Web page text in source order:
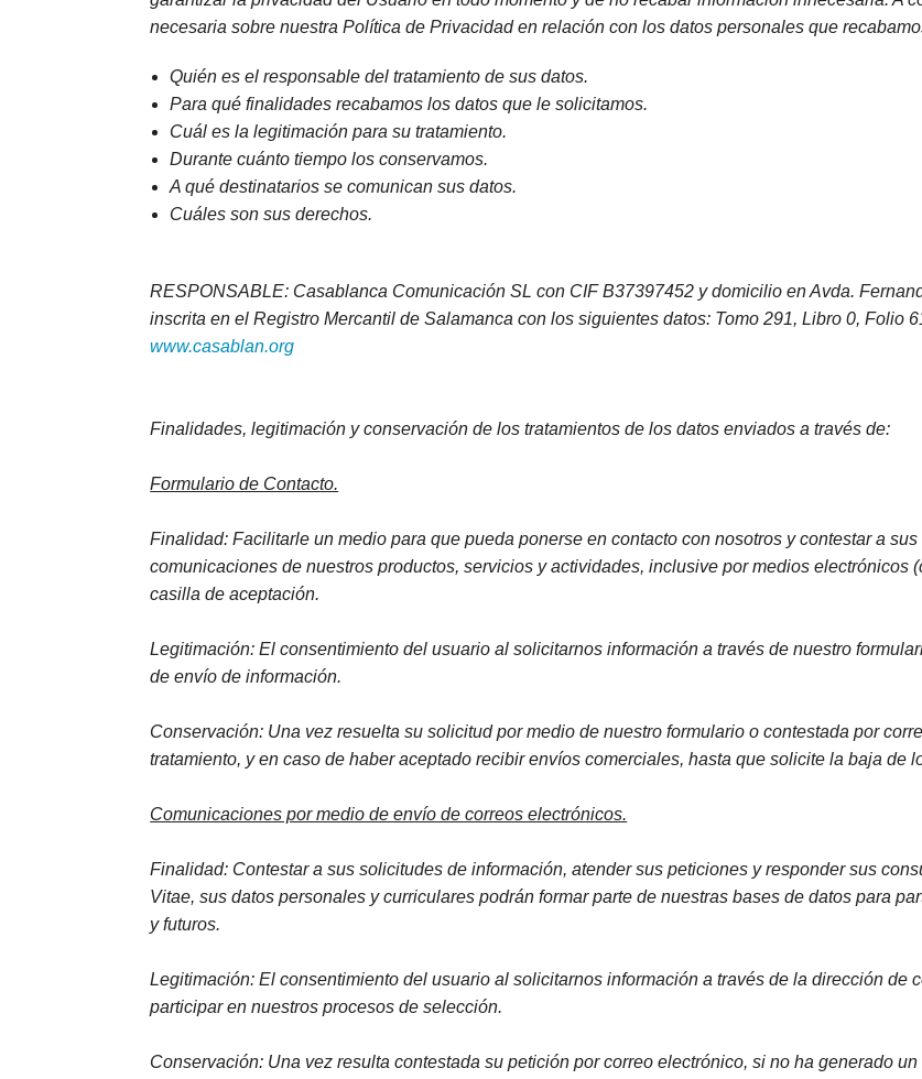
necesaria sobre nuestra Política de Privacidad en relación con los datos personales que
Quién es el responsable del tratamiento de sus datos.
Para qué finalidades recabamos los datos que le solicitamos.
Cuál es la legitimación para su tratamiento.
Durante cuánto tiempo los conservamos.
A qué destinatarios se comunican sus datos.
Cuáles son sus derechos.
RESPONSABLE: Casablanca Comunicación SL con CIF B37397452 y domicilio en Avda.
inscrita en el Registro Mercantil de Salamanca con los siguientes datos: Tomo 291, Libro 0, Folio
www.casablan.org
Finalidades, legitimación y conservación de los tratamientos de los datos enviados a través de:
Formulario de Contacto.
Finalidad: Facilitarle un medio para que pueda ponerse en contacto con nosotros y contestar a
comunicaciones de nuestros productos, servicios y actividades, inclusive por medios
casilla de aceptación.
Legitimación: El consentimiento del usuario al solicitarnos información a través de nuestro
de envío de información.
Conservación: Una vez resuelta su solicitud por medio de nuestro formulario o contestada por
tratamiento, y en caso de haber aceptado recibir envíos comerciales, hasta que solicite la baja de
Comunicaciones por medio de envío de correos electrónicos.
Finalidad: Contestar a sus solicitudes de información, atender sus peticiones y responder sus
Vitae, sus datos personales y curriculares podrán formar parte de nuestras bases de datos para
y futuros.
Legitimación: El consentimiento del usuario al solicitarnos información a través de la dirección de
participar en nuestros procesos de selección.
Conservación: Una vez resulta contestada su petición por correo electrónico, si no ha generado